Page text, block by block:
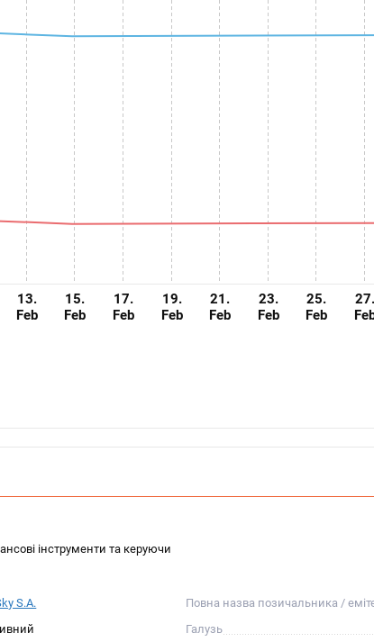
13.
Feb
15.
Feb
17.
Feb
19.
Feb
21.
Feb
23.
Feb
25.
Feb
27.
інструменти та керуючи
S.A. Повна назва позичальника /
Галузь